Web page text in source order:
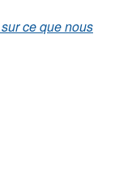
ce que nous